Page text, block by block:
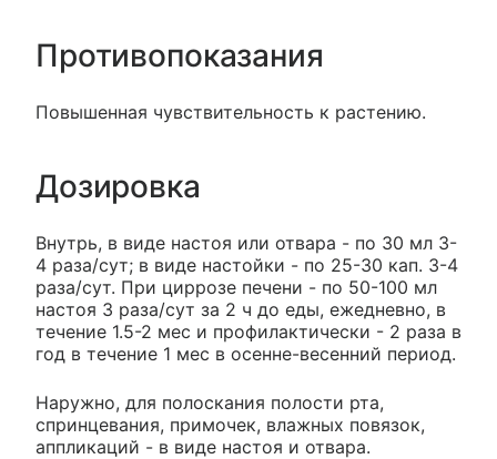
Противопоказания
Повышенная чувствительность к растению.
Дозировка
Внутрь, в виде настоя или отвара - по 30 мл 3-
4 раза/сут; в виде настойки - по 25-30 кап. 3-4
раза/сут. При циррозе печени - по 50-100 мл
настоя 3 раза/сут за 2 ч до еды, ежедневно, в
течение 1.5-2 мес и профилактически - 2 раза в
год в течение 1 мес в осенне-весенний период.
Наружно, для полоскания полости рта,
спринцевания, примочек, влажных повязок,
аппликаций - в виде настоя и отвара.